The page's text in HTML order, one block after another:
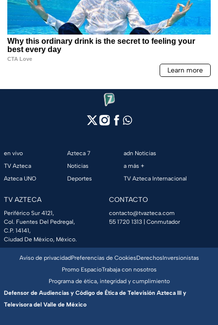
en vivo
TV Azteca
Azteca UNO
Azteca 7
Noticias
Deportes
adn Noticias
a más +
TV Azteca Internacional
TV AZTECA
Periférico Sur 4121,
Col. Fuentes Del Pedregal,
C.P. 14141,
Ciudad De México, México.
CONTACTO
contacto@tvazteca.com
55 1720 1313 | Conmutador
Aviso de privacidadPreferencias de CookiesDerechosInversionistas
Promo EspacioTrabaja con nosotros
Programa de ética, integridad y cumplimiento
Defensor de Audiencias y Código de Ética de Televisión Azteca III y
Televisora del Valle de México